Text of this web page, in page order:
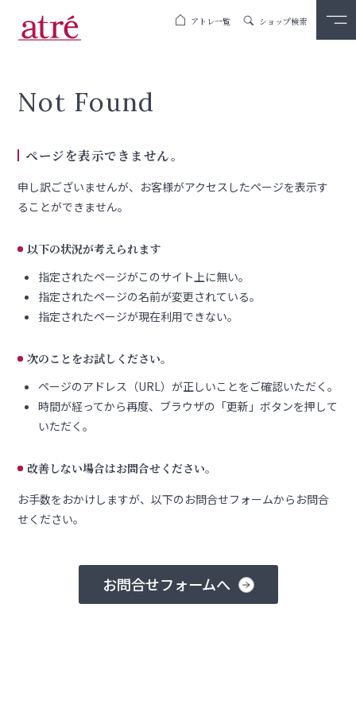
アトレ一覧 ショップ検索
Not Found
ページを表示できません。
申し訳ございませんが、お客様がアクセスしたページを表示す
ることができません。
以下の状況が考えられます
指定されたページがこのサイト上に無い。
指定されたページの名前が変更されている。
指定されたページが現在利用できない。
次のことをお試しください。
ページのアドレス（URL）が正しいことをご確認いただく。
時間が経ってから再度、ブラウザの「更新」ボタンを押して
いただく。
改善しない場合はお問合せください。
お手数をおかけしますが、以下のお問合せフォームからお問合
せください。
お問合せフォームへ